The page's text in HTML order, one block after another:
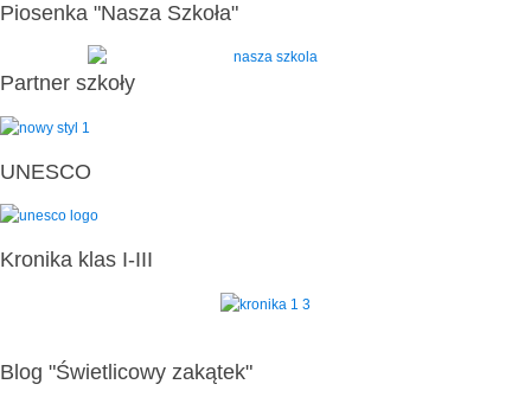
Piosenka "Nasza Szkoła"
Partner szkoły
UNESCO
Kronika klas I-III
Blog "Świetlicowy zakątek"